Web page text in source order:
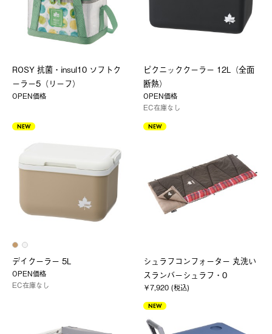
ROSY 抗菌・insul10 ソフトク
ーラー5（リーフ）
OPEN価格
ピクニッククーラー 12L（全面
断熱）
OPEN価格
EC在庫なし
NEW
デイクーラー 5L
OPEN価格
EC在庫なし
NEW
シュラフコンフォーター 丸洗い
スランバーシュラフ・0
￥7,920 (税込)
NEW